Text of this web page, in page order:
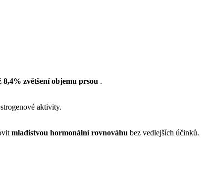
8,4% zvětšení objemu prsou .
aktivity.
mladistvou hormonální rovnováhu bez vedlejších účinků.